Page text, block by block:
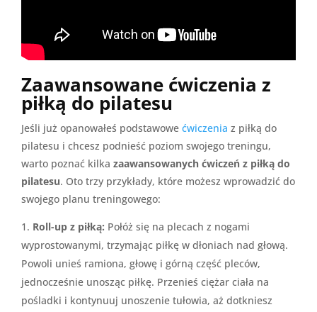
Zaawansowane ćwiczenia z
piłką do pilatesu
Jeśli już opanowałeś podstawowe ćwiczenia z piłką do
pilatesu i chcesz podnieść poziom swojego treningu,
warto poznać kilka zaawansowanych ćwiczeń z piłką do
pilatesu. Oto trzy przykłady, które możesz wprowadzić do
swojego planu treningowego:
Roll-up z piłką: Połóż się na plecach z nogami
wyprostowanymi, trzymając piłkę w dłoniach nad głową.
Powoli unieś ramiona, głowę i górną część pleców,
jednocześnie unosząc piłkę. Przenieś ciężar ciała na
pośladki i kontynuuj unoszenie tułowia, aż dotkniesz